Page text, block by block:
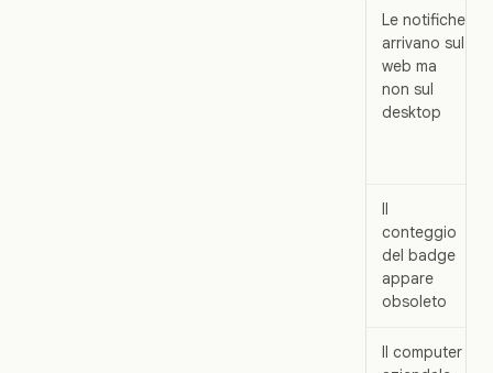
Le notifiche
arrivano sul
web ma
non sul
desktop
Il
conteggio
del badge
appare
obsoleto
Il computer